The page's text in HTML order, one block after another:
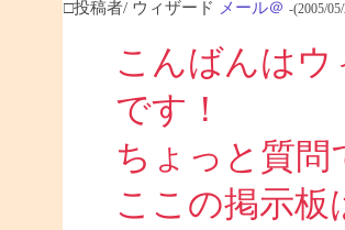
□投稿者/ ウィザード メール＠ -(2005/
こんばんはウ
です！
ちょっと質問
ここの掲示板